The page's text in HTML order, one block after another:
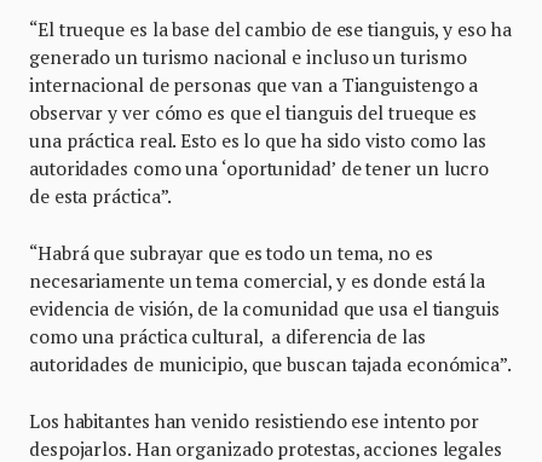
“El trueque es la base del cambio de ese tianguis, y eso ha
generado un turismo nacional e incluso un turismo
internacional de personas que van a Tianguistengo a
observar y ver cómo es que el tianguis del trueque es
una práctica real. Esto es lo que ha sido visto como las
autoridades como una ‘oportunidad’ de tener un lucro
de esta práctica”.
“Habrá que subrayar que es todo un tema, no es
necesariamente un tema comercial, y es donde está la
evidencia de visión, de la comunidad que usa el tianguis
como una práctica cultural, a diferencia de las
autoridades de municipio, que buscan tajada económica”.
Los habitantes han venido resistiendo ese intento por
despojarlos. Han organizado protestas, acciones legales